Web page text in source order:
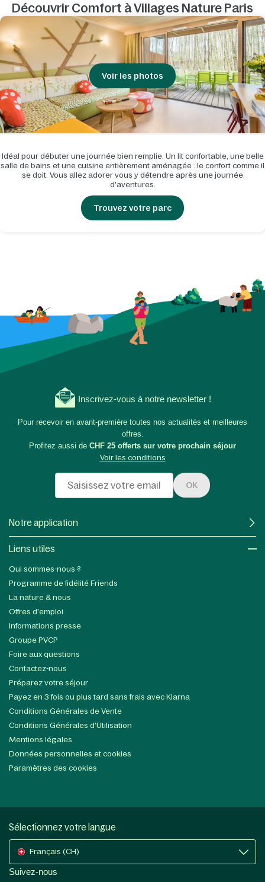
Découvrir Comfort à Villages Nature Paris
Idéal pour débuter une journée bien remplie. Un lit confortable, une belle
salle de bains et une cuisine entièrement aménagée : le confort comme il
se doit. Vous allez adorer vous y détendre après une journée
d'aventures.
Trouvez votre parc
Voir les photos
Inscrivez-vous à notre newsletter !
Pour recevoir en avant-première toutes nos actualités et meilleures
offres.
Profitez aussi de CHF 25 offerts sur votre prochain séjour
Voir les conditions
OK
Notre application
Liens utiles​
Qui sommes-nous ?
Programme de fidélité Friends
La nature & nous
Offres d'emploi
Informations presse
Groupe PVCP
Foire aux questions
Contactez-nous
Préparez votre séjour
Payez en 3 fois ou plus tard sans frais avec Klarna
Conditions Générales de Vente
Conditions Générales d'Utilisation
Mentions légales
Données personnelles et cookies
Paramètres des cookies
Sélectionnez votre langue
Français (CH)
Suivez-nous